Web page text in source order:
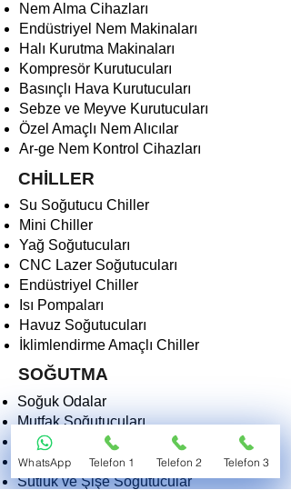
Nem Alma Cihazları
Endüstriyel Nem Makinaları
Halı Kurutma Makinaları
Kompresör Kurutucuları
Basınçlı Hava Kurutucuları
Sebze ve Meyve Kurutucuları
Özel Amaçlı Nem Alıcılar
Ar-ge Nem Kontrol Cihazları
CHİLLER
Su Soğutucu Chiller
Mini Chiller
Yağ Soğutucuları
CNC Lazer Soğutucuları
Endüstriyel Chiller
Isı Pompaları
Havuz Soğutucuları
İklimlendirme Amaçlı Chiller
SOĞUTMA
Soğuk Odalar
Mutfak Soğutucuları
Derin Dondurucular
Dondurma Makinaları
Sütlük ve Şişe Soğutucular
WhatsApp Telefon 1 Telefon 2 Telefon 3